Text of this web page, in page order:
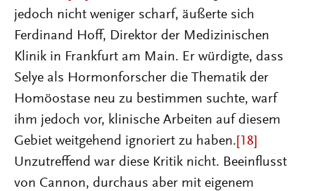
jedoch nicht weniger scharf, äußerte sich
Ferdinand Hoff, Direktor der Medizinischen
Klinik in Frankfurt am Main. Er würdigte, dass
Selye als Hormonforscher die Thematik der
Homöostase neu zu bestimmen suchte, warf
ihm jedoch vor, klinische Arbeiten auf diesem
Gebiet weitgehend ignoriert zu haben. [18]
Unzutreffend war diese Kritik nicht. Beeinflusst
von Cannon, durchaus aber mit eigenem